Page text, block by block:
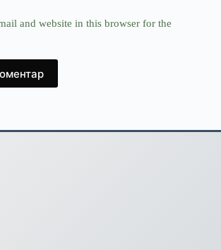
and website in this browser for the